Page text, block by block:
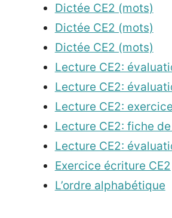
Dictée CE2 (mots)
Dictée CE2 (mots)
Dictée CE2 (mots)
Lecture CE2:
Lecture CE2:
Lecture CE2:
Lecture CE2: fiche
Lecture CE2:
Exercice écriture CE2
L’ordre alphabétique